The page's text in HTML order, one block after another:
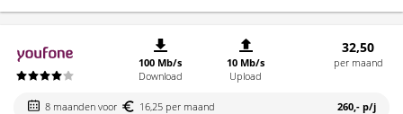
100 Mb/s
Download
10 Mb/s
Upload
32,50
per maand
8 maanden voor 16,25 per maand 260,- p/j